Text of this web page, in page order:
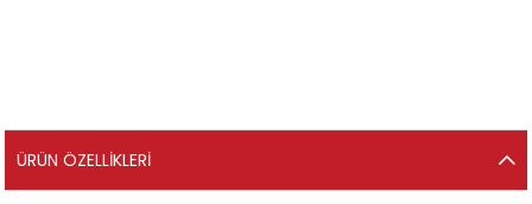
ÜRÜN ÖZELLIKLERI